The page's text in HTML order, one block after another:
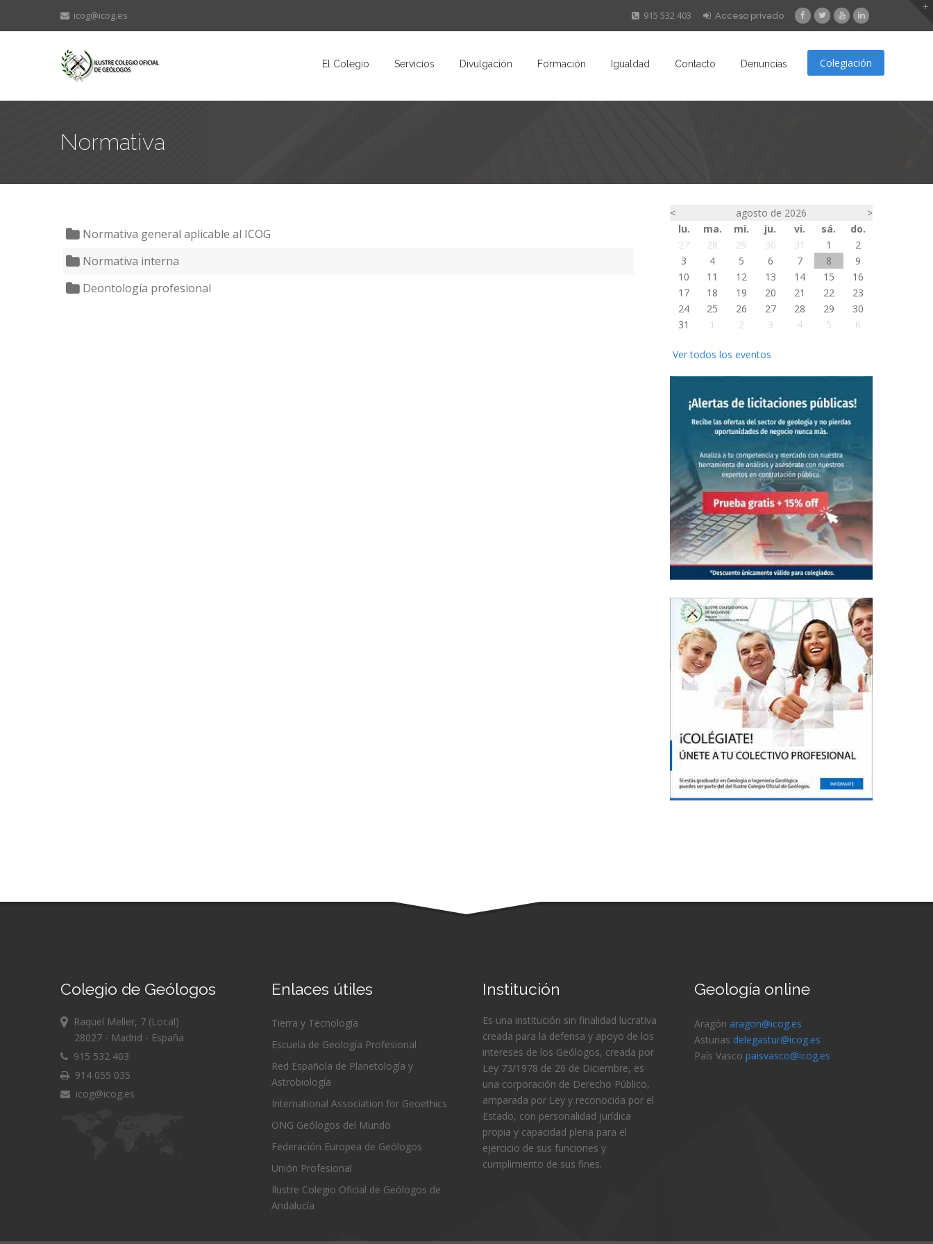
icog@icog.es 915 532 403 Acceso privado
El Colegio Servicios Divulgación Formación Igualdad Contacto Denuncias Colegiación
Normativa
Normativa general aplicable al ICOG
Normativa interna
Deontología profesional
< agosto de 2026
>
lu.
ma. mi. ju. vi. sá.
do.
27
28 29 30 31 1
2
3
4 5 6 7 8
9
10
11 12 13 14 15
16
17
18 19 20 21 22
23
24
25 26 27 28 29
30
31
1 2 3 4 5 6
Ver todos los eventos
Colegio de Geólogos
Raquel Meller, 7 (Local)
28027 - Madrid - España
915 532 403
914 055 035
icog@icog.es
Enlaces útiles
Tierra y Tecnología
Escuela de Geología Profesional
Red Española de Planetología y
Astrobiología
International Association for Geoethics
ONG Geólogos del Mundo
Federación Europea de Geólogos
Unión Profesional
Ilustre Colegio Oficial de Geólogos de
Andalucía
Institución
Es una institución sin finalidad lucrativa
creada para la defensa y apoyo de los
intereses de los Geólogos, creada por
Ley 73/1978 de 26 de Diciembre, es
una corporación de Derecho Público,
amparada por Ley y reconocida por el
Estado, con personalidad jurídica
propia y capacidad plena para el
ejercicio de sus funciones y
cumplimiento de sus fines.
Geología online
Aragón aragon@icog.es
Asturias delegastur@icog.es
País Vasco paisvasco@icog.es